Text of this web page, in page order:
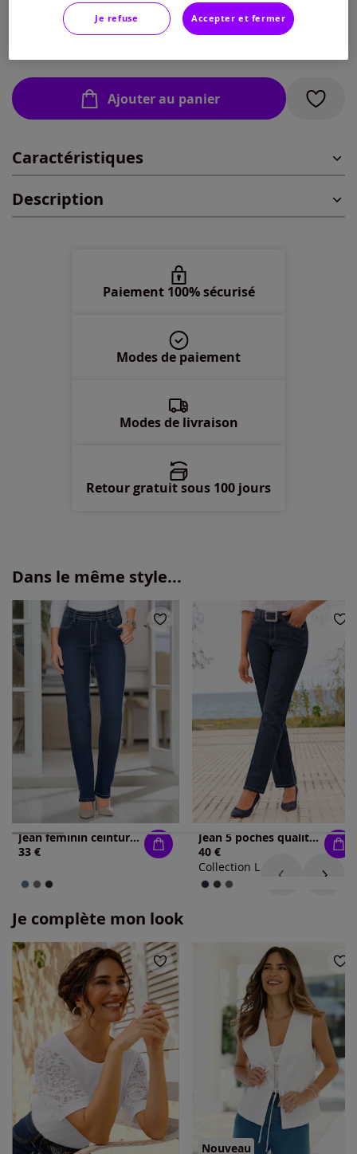
Taille standard
En stock
En stock
46 -En stock
48 -En stock
Guide des tailles
Ajouter au panier
Caractéristiques
Description
Paiement 100% sécurisé
Modes de paiement
Modes de livraison
Retour gratuit sous 100 jours
Dans le même style...
Jean féminin ceinture élastique boucle ceinture
33 €
Jean 5 poches qualité coton extensible indéformable
40 €
Collection L
Je complète mon look
Nouveau
Je refuse Accepter et fermer